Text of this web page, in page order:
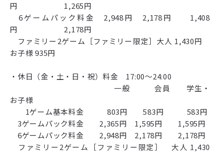
円 1,265円
6ゲームパック料金 2,948円 2,178円 1,408
円 2,178円
ファミリー2ゲーム［ファミリー限定］大人 1,430円
お子様 935円
・休日（金・土・日・祝）料金 17:00～24:00
一般 会員 学生・
お子様
1ゲーム基本料金 803円 583円 583円
3ゲームパック料金 2,365円 1,595円 1,595円
6ゲームパック料金 2,948円 2,178円 2,178円
ファミリー2ゲーム［ファミリー限定］ 大人 1,430